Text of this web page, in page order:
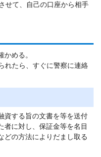
せて、自己の口座から相手
める。
れたら、すぐに警察に連絡
資する旨の文書を等を送付
者に対し、保証金等を名目
どの方法によりだまし取る